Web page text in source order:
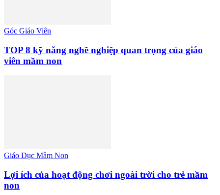
Góc Giáo Viên
TOP 8 kỹ năng nghề nghiệp quan trọng của giáo
viên mầm non
Giáo Dục Mầm Non
Lợi ích của hoạt động chơi ngoài trời cho trẻ mầm
non